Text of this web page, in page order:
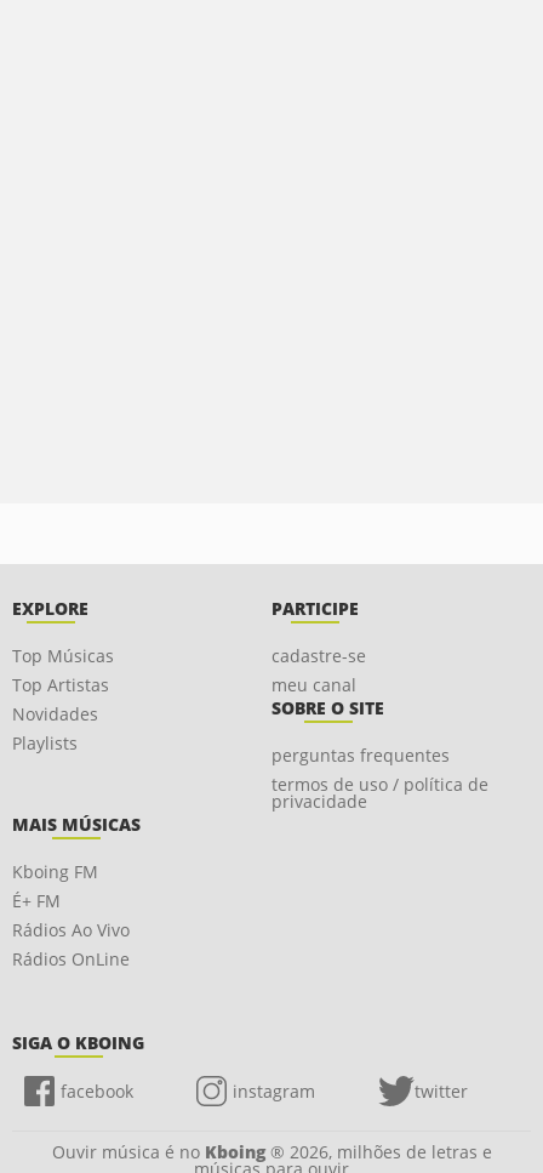
EXPLORE
Top Músicas
Top Artistas
Novidades
Playlists
PARTICIPE
cadastre-se
meu canal
SOBRE O SITE
perguntas frequentes
termos de uso / política de
privacidade
MAIS MÚSICAS
Kboing FM
É+ FM
Rádios Ao Vivo
Rádios OnLine
SIGA O KBOING
facebook instagram twitter
Ouvir música é no Kboing® 2026, milhões de letras e
músicas para ouvir